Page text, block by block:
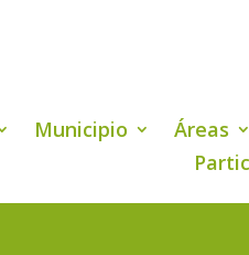
Municipio Áreas